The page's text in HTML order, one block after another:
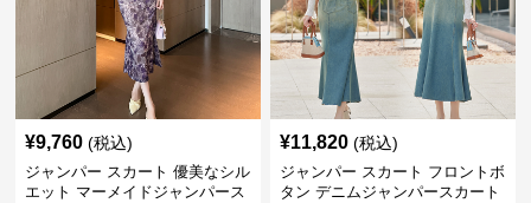
¥9,760 (税込)
ジャンパー スカート 優美なシル
エット マーメイドジャンパース
¥11,820 (税込)
ジャンパー スカート フロントボ
タン デニムジャンパースカート